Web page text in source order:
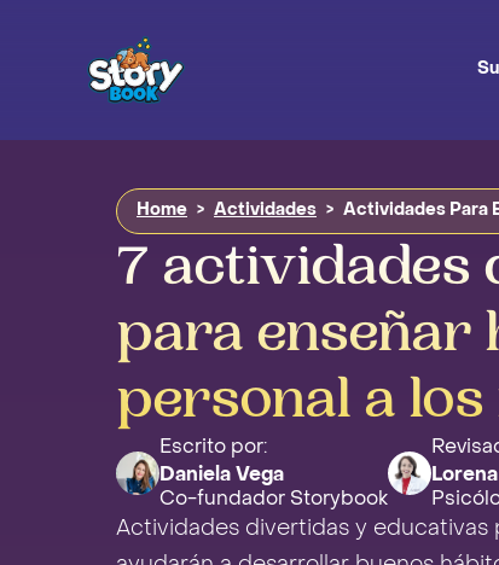
Home > Actividades > Actividades Para
7 actividades
para enseñar
personal a
Escrito por:
Daniela Vega
Co-fundador Storybook
Actividades divertidas y educativas